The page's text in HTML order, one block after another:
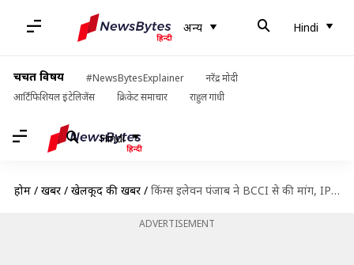
अन्य Hindi
चर्चित विषय #NewsBytesExplainer
नरेंद्र मोदी
आर्टिफिशियल इंटेलिजेंस
क्रिकेट समाचार राहुल गांधी
Hindi
होम / खबरें / खेलकूद की खबरें / किंग्स इलेवन पंजाब ने BCCI से की मांग, IPL के सभी मैचों से पहले हो राष्‍ट्रगान
ADVERTISEMENT